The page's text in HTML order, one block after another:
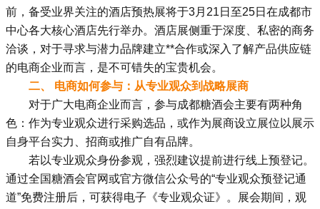
前，备受业界关注的酒店预热展将于3月21日至25日在成都市
中心各大核心酒店先行举办。酒店展侧重于深度、私密的商务
洽谈，对于寻求与潜力品牌建立**合作或深入了解产品供应链
的电商企业而言，是不可错失的宝贵机会。
二、 电商如何参与：从专业观众到战略展商
对于广大电商企业而言，参与成都糖酒会主要有两种角
色：作为专业观众进行采购选品，或作为展商设立展位以展示
自身平台实力、招商或推广自有品牌。
若以专业观众身份参观，强烈建议提前进行线上预登记。
通过全国糖酒会官网或官方微信公众号的“专业观众预登记通
道”免费注册后，可获得电子《专业观众证》。展会期间，观